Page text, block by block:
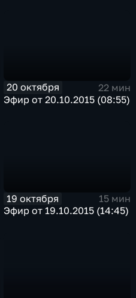
20 октября
22 мин
Эфир от 20.10.2015 (08:55)
19 октября
15 мин
Эфир от 19.10.2015 (14:45)